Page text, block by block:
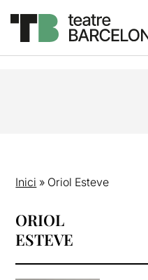
Inici » Oriol Esteve
ORIOL
ESTEVE